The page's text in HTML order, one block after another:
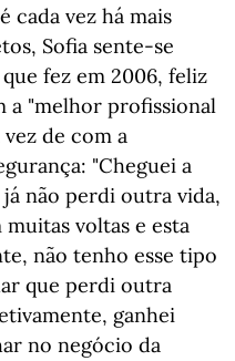
cada vez há mais
Sofia sente-se
fez em 2006, feliz
a "melhor profissional
de com a
"Cheguei a
não perdi outra vida,
voltas e esta
não tenho esse tipo
que perdi outra
ganhei
no negócio da